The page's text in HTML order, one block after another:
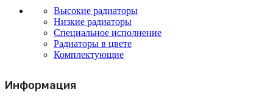
Высокие радиаторы
Низкие радиаторы
Специальное исполнение
Радиаторы в цвете
Комплектующие
Информация